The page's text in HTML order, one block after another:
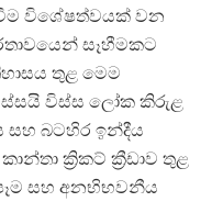
විශේෂත්වයක් වන
සෑහීමකට
තුළ මෙම
විස්සයි විස්ස ලෝක කිරුළ
බටහිර ඉන්දීය
ක්රිකට් ක්රීඩාව තුළ
සහ අනභිභවනීය